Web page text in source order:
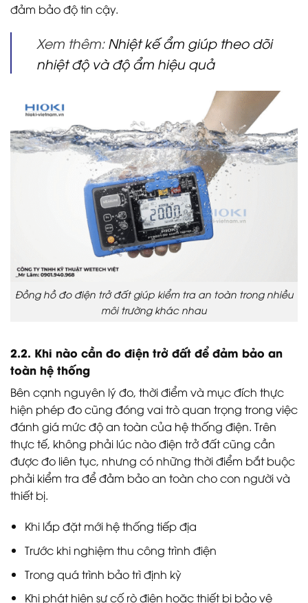
đảm bảo độ tin cậy.
Xem thêm: Nhiệt kế ẩm giúp theo dõi
nhiệt độ và độ ẩm hiệu quả
Đồng hồ đo điện trở đất giúp kiểm tra an toàn trong nhiều
môi trường khác nhau
2.2. Khi nào cần đo điện trở đất để đảm bảo an
toàn hệ thống
Bên cạnh nguyên lý đo, thời điểm và mục đích thực
hiện phép đo cũng đóng vai trò quan trọng trong việc
đánh giá mức độ an toàn của hệ thống điện. Trên
thực tế, không phải lúc nào điện trở đất cũng cần
được đo liên tục, nhưng có những thời điểm bắt buộc
phải kiểm tra để đảm bảo an toàn cho con người và
thiết bị.
Khi lắp đặt mới hệ thống tiếp địa
Trước khi nghiệm thu công trình điện
Trong quá trình bảo trì định kỳ
Khi phát hiện sự cố rò điện hoặc thiết bị bảo vệ